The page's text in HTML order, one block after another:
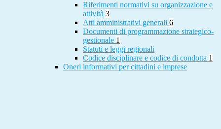
Riferimenti normativi su organizzazione e
attività 3
Atti amministrativi generali 6
Documenti di programmazione strategico-
gestionale 1
Statuti e leggi regionali
Codice disciplinare e codice di condotta 1
Oneri informativi per cittadini e imprese